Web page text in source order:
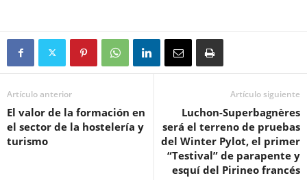
Artículo anterior
El valor de la formación en
el sector de la hostelería y
turismo
Artículo siguiente
Luchon-Superbagnères
será el terreno de pruebas
del Winter Pylot, el primer
“Testival” de parapente y
esquí del Pirineo francés